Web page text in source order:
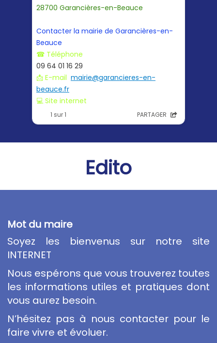
Edito
Mot du maire
Soyez les bienvenus sur notre site
INTERNET
Nous espérons que vous trouverez toutes
les informations utiles et pratiques dont
vous aurez besoin.
N’hésitez pas à nous contacter pour le
faire vivre et évoluer.